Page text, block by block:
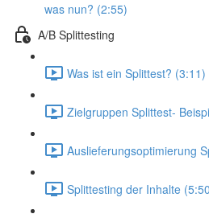
was nun? (2:55)
A/B Splittesting
Was ist ein Splittest? (3:11)
Zielgruppen Splittest-
Auslieferungsoptimierung
Splittesting der Inhalte